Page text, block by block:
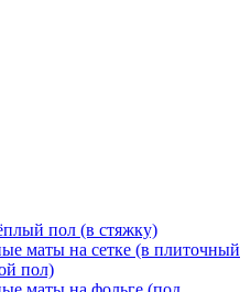
пол (в стяжку)
маты на сетке (в плиточный
пол)